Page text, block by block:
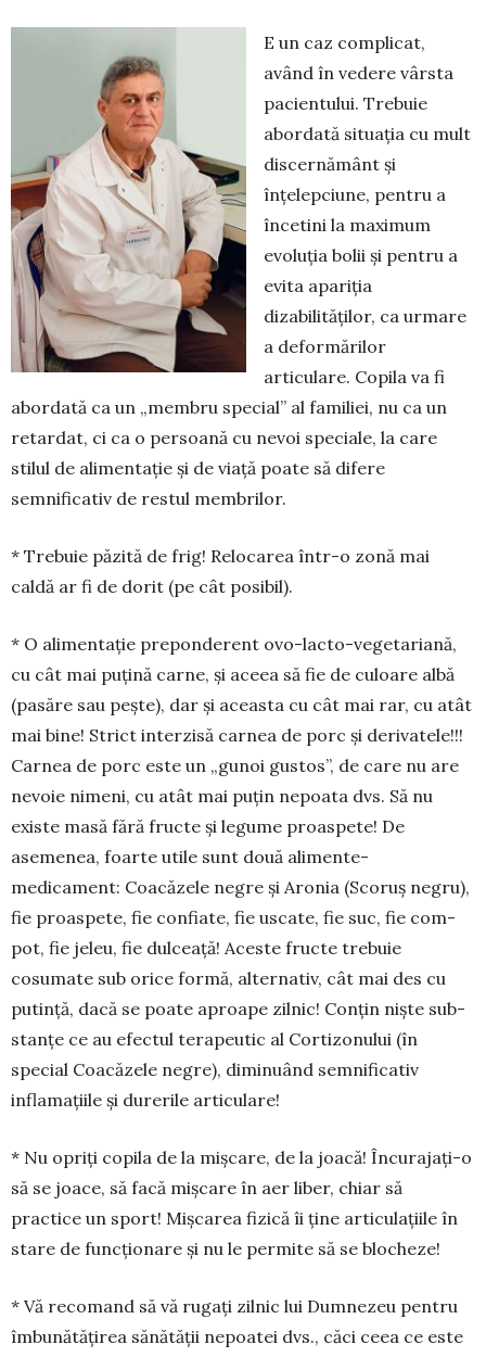
E un caz complicat,
având în vedere vârsta
pacientului. Trebuie
abordată situaţia cu mult
discernământ şi
înţelepciune, pentru a
încetini la maximum
evoluţia bolii şi pentru a
evita apariţia
dizabilităţilor, ca ur­mare
a deformărilor
articulare. Copi­la va fi
abordată ca un „membru spe­cial” al familiei, nu ca un
retardat, ci ca o persoană cu nevoi speciale, la care
stilul de alimentaţie şi de viaţă poate să difere
semnificativ de restul membrilor.
* Trebuie păzită de frig! Relocarea într-o zonă mai
caldă ar fi de dorit (pe cât posibil).
* O alimentaţie pre­pon­derent ovo-lacto-vege­tariană,
cu cât mai puţină carne, şi aceea să fie de culoare albă
(pasăre sau peşte), dar şi aceasta cu cât mai rar, cu atât
mai bine! Strict interzisă carnea de porc şi derivatele!!!
Carnea de porc este un „gunoi gus­tos”, de care nu are
nevoie nimeni, cu atât mai puţin nepoata dvs. Să nu
existe masă fără fructe şi legume proaspete! De
asemenea, foarte utile sunt două ali­mente-
medicament: Coa­căzele negre şi Aronia (Sco­ruş negru),
fie proas­pete, fie confiate, fie usca­te, fie suc, fie com­
pot, fie jeleu, fie dulceaţă! Aceste fructe trebuie
cosumate sub orice formă, alternativ, cât mai des cu
putinţă, dacă se poate aproape zilnic! Conţin nişte sub­
stanţe ce au efectul terapeutic al Corti­zonului (în
special Coacăzele negre), diminuând semni­ficativ
inflamaţiile şi durerile articulare!
* Nu opriţi copila de la mişcare, de la joacă! Încurajaţi-o
să se joace, să facă mişcare în aer liber, chiar să
practice un sport! Mişcarea fizică îi ţine articulaţiile în
stare de funcţionare şi nu le permite să se blocheze!
* Vă recomand să vă rugaţi zilnic lui Dumne­zeu pentru
îmbunătăţirea sănătăţii nepoatei dvs., căci ceea ce este